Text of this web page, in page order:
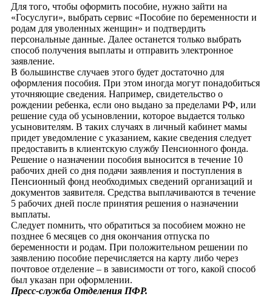
Для того, чтобы оформить пособие, нужно зайти на
«Госуслуги», выбрать сервис «Пособие по беременности и
родам для уволенных женщин» и подтвердить
персональные данные. Далее останется только выбрать
способ получения выплаты и отправить электронное
заявление.
В большинстве случаев этого будет достаточно для
оформления пособия. При этом иногда могут понадобиться
уточняющие сведения. Например, свидетельство о
рождении ребенка, если оно выдано за пределами РФ, или
решение суда об усыновлении, которое выдается только
усыновителям. В таких случаях в личный кабинет мамы
придет уведомление с указанием, какие сведения следует
предоставить в клиентскую службу Пенсионного фонда.
Решение о назначении пособия выносится в течение 10
рабочих дней со дня подачи заявления и поступления в
Пенсионный фонд необходимых сведений организаций и
документов заявителя. Средства выплачиваются в течение
5 рабочих дней после принятия решения о назначении
выплаты.
Следует помнить, что обратиться за пособием можно не
позднее 6 месяцев со дня окончания отпуска по
беременности и родам. При положительном решении по
заявлению пособие перечисляется на карту либо через
почтовое отделение – в зависимости от того, какой способ
был указан при оформлении.
Пресс-служба Отделения ПФР.